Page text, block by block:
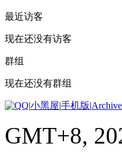
最近访客
现在还没有访客
群组
现在还没有群组
|小黑屋|手机版|
GMT+8,